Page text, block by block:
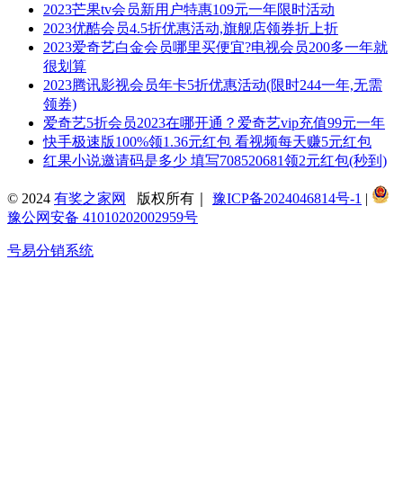
2023芒果tv会员新用户特惠109元一年限时活动
2023优酷会员4.5折优惠活动,旗舰店领券折上折
2023爱奇艺白金会员哪里买便宜?电视会员200多一年就
很划算
2023腾讯影视会员年卡5折优惠活动(限时244一年,无需
领券)
爱奇艺5折会员2023在哪开通？爱奇艺vip充值99元一年
快手极速版100%领1.36元红包 看视频每天赚5元红包
红果小说邀请码是多少 填写708520681领2元红包(秒到)
© 2024 有奖之家网 版权所有｜ 豫ICP备2024046814号-1 |
豫公网安备 41010202002959号
号易分销系统